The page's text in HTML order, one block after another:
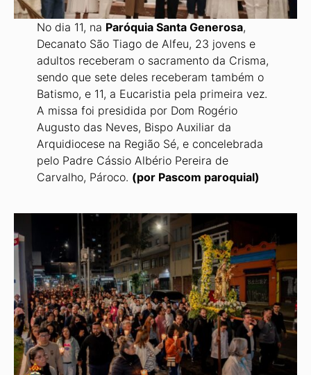
No dia 11, na Paróquia Santa Generosa,
Decanato São Tiago de Alfeu, 23 jovens e
adultos receberam o sacramento da Crisma,
sendo que sete deles receberam também o
Batismo, e 11, a Eucaristia pela primeira vez.
A missa foi presidida por Dom Rogério
Augusto das Neves, Bispo Auxiliar da
Arquidiocese na Região Sé, e concelebrada
pelo Padre Cássio Albério Pereira de
Carvalho, Pároco. (por Pascom paroquial)